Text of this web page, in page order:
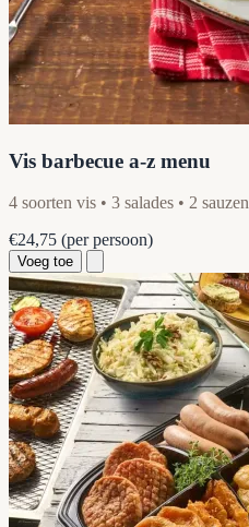
Vis barbecue a-z menu
4 soorten vis • 3 salades • 2 sauzen
€24,75 (per persoon)
Voeg toe